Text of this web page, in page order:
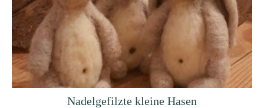
Nadelgefilzte kleine Hasen